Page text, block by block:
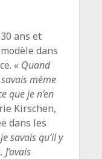
ans et
dans
« Quand
même
que je n’en
Kirschen,
dans les
savais qu’il y